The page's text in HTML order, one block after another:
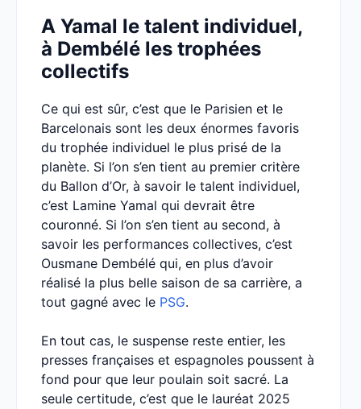
A Yamal le talent individuel,
à Dembélé les trophées
collectifs
Ce qui est sûr, c’est que le Parisien et le
Barcelonais sont les deux énormes favoris
du trophée individuel le plus prisé de la
planète. Si l’on s’en tient au premier critère
du Ballon d’Or, à savoir le talent individuel,
c’est Lamine Yamal qui devrait être
couronné. Si l’on s’en tient au second, à
savoir les performances collectives, c’est
Ousmane Dembélé qui, en plus d’avoir
réalisé la plus belle saison de sa carrière, a
tout gagné avec le PSG.
En tout cas, le suspense reste entier, les
presses françaises et espagnoles poussent à
fond pour que leur poulain soit sacré. La
seule certitude, c’est que le lauréat 2025